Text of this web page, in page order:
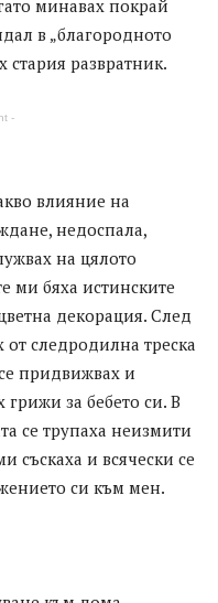
минавах покрай
в „благородното
стария развратник.
-
влияние на
недоспала,
на цялото
ми бяха истинските
декорация. След
от следродилна треска
придвижвах и
за бебето си. В
се трупаха неизмити
съскаха и всячески се
си към мен.